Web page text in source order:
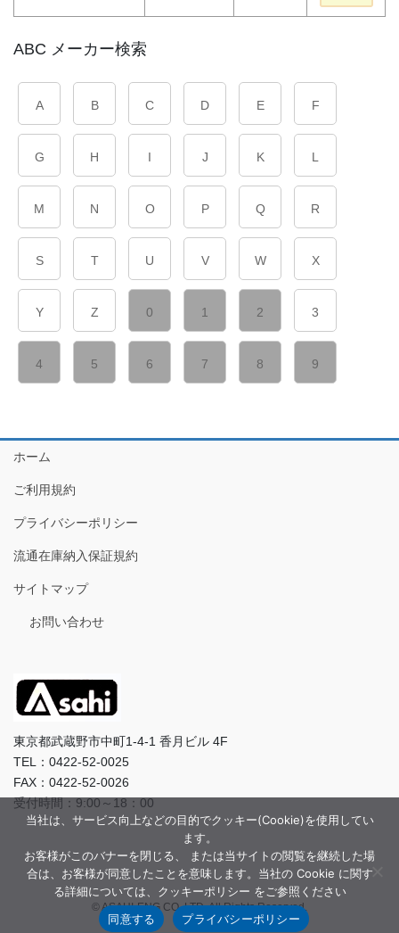
ABC メーカー検索
A B C D E F
G H I J K L
M N O P Q R
S T U V W X
Y Z 0 1 2 3
4 5 6 7 8 9
ホーム
ご利用規約
プライバシーポリシー
流通在庫納入保証規約
サイトマップ
お問い合わせ
東京都武蔵野市中町1-4-1 香月ビル 4F
TEL：0422-52-0025
FAX：0422-52-0026
受付時間：9:00～18：00
© ASAHI-ENG CO.,LTD. All Rights Reserved.
当社は、サービス向上などの目的でクッキー(Cookie)を使用してい
ます。
お客様がこのバナーを閉じる、 または当サイトの閲覧を継続した場
合は、お客様が同意したことを意味します。当社の Cookie に関す
る詳細については、クッキーポリシー をご参照ください
同意する
プライバシーポリシー